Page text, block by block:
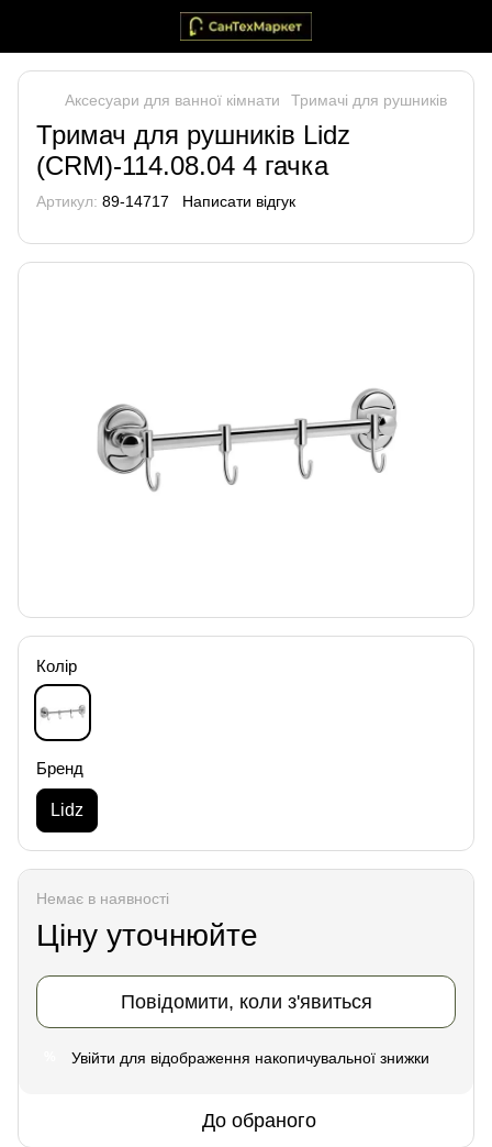
Аксесуари для ванної кімнати Тримачі для рушників
Тримач для рушників Lidz
(CRM)-114.08.04 4 гачка
Артикул: 89-14717 Написати відгук
Колір
Бренд
Lidz
Немає в наявності
Ціну уточнюйте
Повідомити, коли з'явиться
Увійти для відображення накопичувальної знижки
До обраного